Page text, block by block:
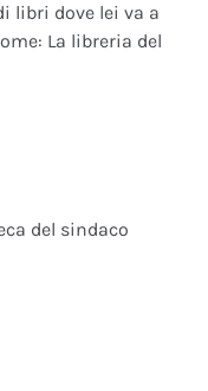
libri dove lei va a
La libreria del
del sindaco